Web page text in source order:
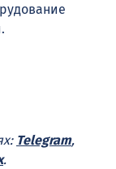
Telegram,
.